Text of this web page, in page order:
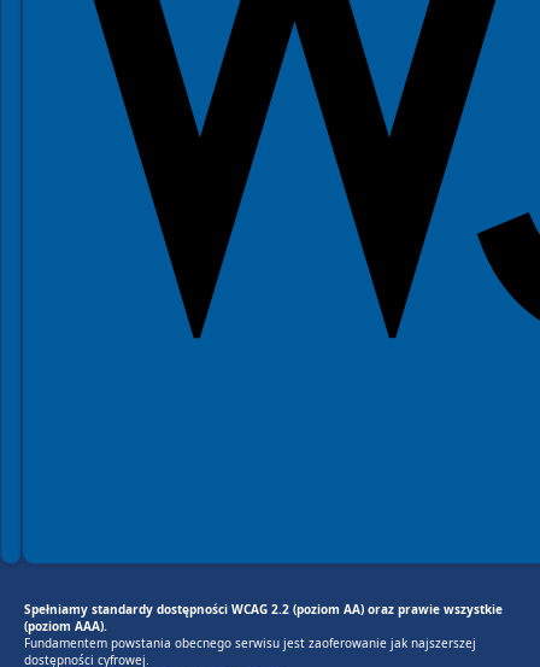
Spełniamy standardy dostępności WCAG 2.2 (poziom AA) oraz prawie wszystkie
(poziom AAA).
Fundamentem powstania obecnego serwisu jest zaoferowanie jak najszerszej
dostępności cyfrowej.